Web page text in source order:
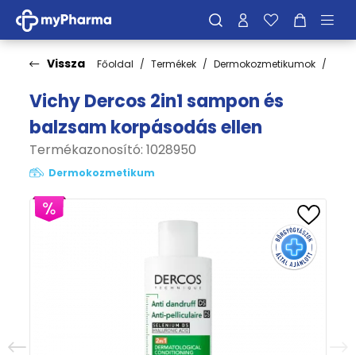
Vissza Főoldal Termékek Dermokozmetikumok
Vichy Dercos 2in1 sampon és
balzsam korpásodás ellen
Termékazonosító: 1028950
Dermokozmetikum